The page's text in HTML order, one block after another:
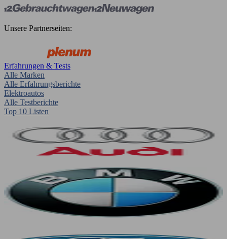
Unsere Partnerseiten:
Erfahrungen & Tests
Alle Marken
Alle Erfahrungsberichte
Elektroautos
Alle Testberichte
Top 10 Listen